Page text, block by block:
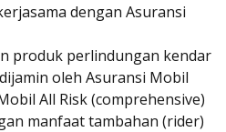
dengan Asuransi
produk perlindungan kendar
oleh Asuransi Mobil
All Risk (comprehensive)
manfaat tambahan (rider)